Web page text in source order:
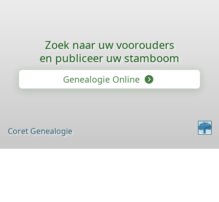
Zoek naar uw voorouders
en publiceer uw stamboom
Genealogie Online
Coret Genealogie